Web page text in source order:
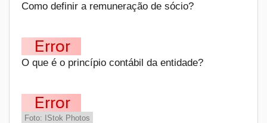
Como definir a remuneração de sócio?
O que é o princípio contábil da entidade?
Foto: IStok Photos